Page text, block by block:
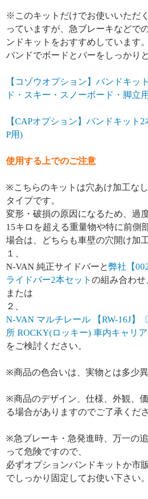
※このキットだけでお使いいただ
っていますが、急ブレーキなどで
ンドキットをおすすめしています。
バンドでボードとバーをしっかり
【コゾウオプション】バンドキッ
ド・スキー・スノーボード・脚立
【CAPオプション】バンドキット
P用)
使用する上でのご注意
※こちらのキットは穴あけ加工な
タイプです。
変形・破損の原因になるため、過
15キロを超える重量物や特に前側
場合は、どちらも車壁の穴開け加
１、
N-VAN 純正サイドバーと弊社【
ライドバー2本セットの組み合わせ
または
２、
N-VAN マルチレール 【RW-16J】
所 ROCKY(ロッキー) 車内キャリ
をご検討ください。
※商品の色合いは、実物とは多少
※商品のデザイン、仕様、外観、
る場合がありますのでご了承くださ
※急ブレーキ・急発進時、万一の
って危険ですので、
必ずオプションバンドキットか市
でしっかり固定してお使い下さい。